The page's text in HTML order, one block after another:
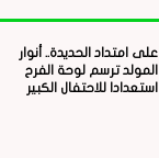
على امتداد الحديدة.. أنوار
المولد ترسم لوحة الفرح
استعدادا للاحتفال الكبير